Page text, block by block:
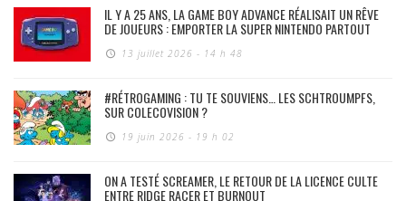
IL Y A 25 ANS, LA GAME BOY ADVANCE RÉALISAIT UN RÊVE
DE JOUEURS : EMPORTER LA SUPER NINTENDO PARTOUT
13 juillet 2026 - 14 h 48
#RÉTROGAMING : TU TE SOUVIENS… LES SCHTROUMPFS,
SUR COLECOVISION ?
19 juin 2026 - 19 h 02
ON A TESTÉ SCREAMER, LE RETOUR DE LA LICENCE CULTE
ENTRE RIDGE RACER ET BURNOUT